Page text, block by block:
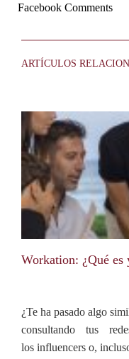
Facebook Comments
ARTÍCULOS
Workation: ¿Qué es
¿Te ha pasado algo
consultando tus
los influencers o,